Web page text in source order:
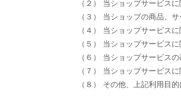
（２） 当ショップサービス
（３） 当ショップの商品、
（４） 当ショップサービス
（５） 当ショップサービス
（６） 当ショップサービス
（７） 当ショップサービス
（８） その他、上記利用目